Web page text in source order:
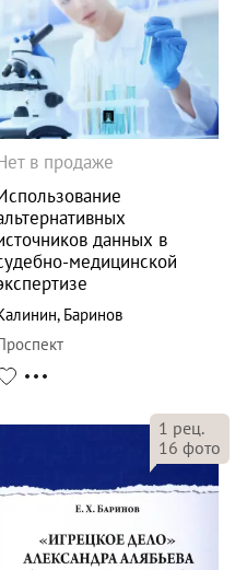
в продаже
данных в
медицинской
, Баринов
1 рец.
16 фото